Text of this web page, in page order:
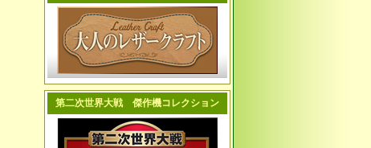
第二次世界大戦 傑作機コレクション